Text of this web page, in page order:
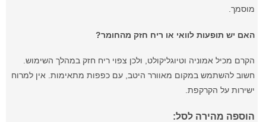
מוסמך.
האם יש תופעות לוואי או ריח חזק מהחומר?
הקרם מכיל אמוניה וטיוגליקולט, ולכן צפוי ריח חזק במהלך השימוש.
חשוב להשתמש במקום מאוורר היטב, עם כפפות מתאימות. אין למרוח
ישירות על הקרקפת.
הוספה מהירה לסל: